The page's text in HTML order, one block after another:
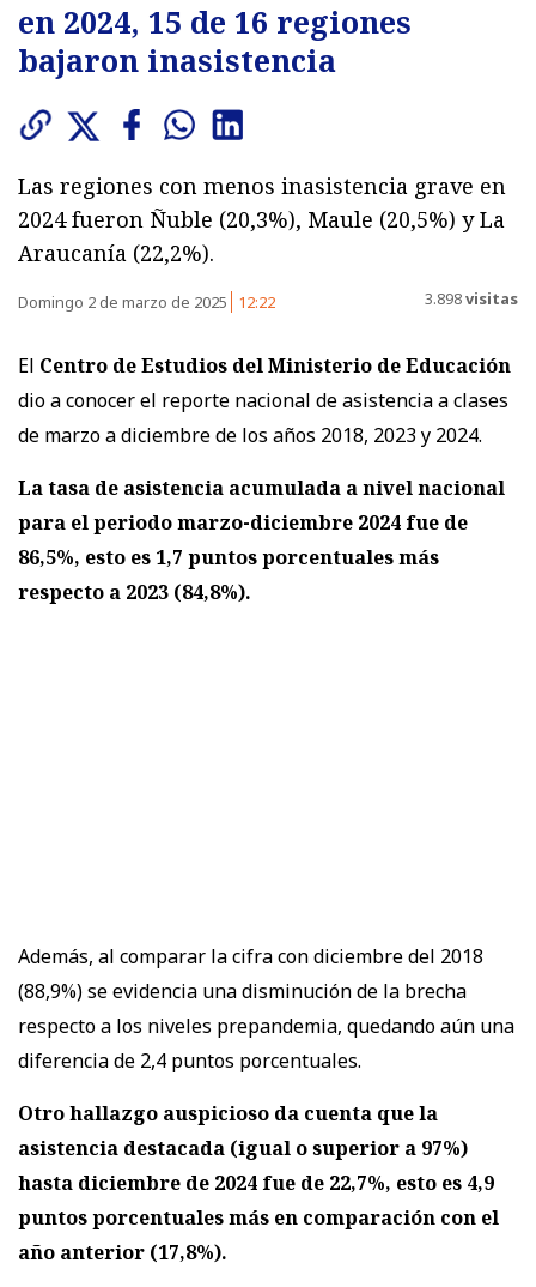
en 2024, 15 de 16 regiones
bajaron inasistencia
Las regiones con menos inasistencia grave en
2024 fueron Ñuble (20,3%), Maule (20,5%) y La
Araucanía (22,2%).
Domingo 2 de marzo de 2025 12:22 3.898visitas
El Centro de Estudios del Ministerio de Educación
dio a conocer el reporte nacional de asistencia a clases
de marzo a diciembre de los años 2018, 2023 y 2024.
La tasa de asistencia acumulada a nivel nacional
para el periodo marzo-diciembre 2024 fue de
86,5%, esto es 1,7 puntos porcentuales más
respecto a 2023 (84,8%).
Además, al comparar la cifra con diciembre del 2018
(88,9%) se evidencia una disminución de la brecha
respecto a los niveles prepandemia, quedando aún una
diferencia de 2,4 puntos porcentuales.
Otro hallazgo auspicioso da cuenta que la
asistencia destacada (igual o superior a 97%)
hasta diciembre de 2024 fue de 22,7%, esto es 4,9
puntos porcentuales más en comparación con el
año anterior (17,8%).